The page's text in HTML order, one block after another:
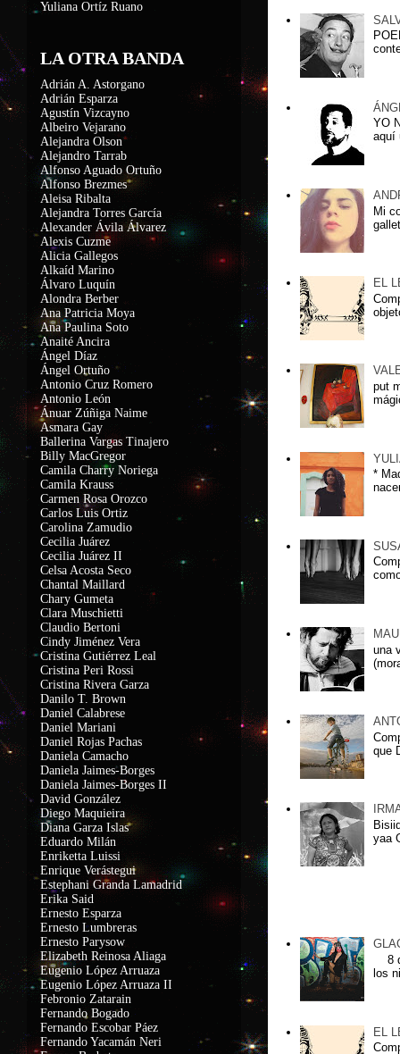
YO
aquí
Mi
EL
put
*
una
que
yaa
8
los
EL
Yuliana Ortíz Ruano
LA OTRA BANDA
Adrián A. Astorgano
Adrián Esparza
Agustín Vizcayno
Albeiro Vejarano
Alejandra Olson
Alejandro Tarrab
Alfonso Aguado Ortuño
Alfonso Brezmes
Aleisa Ribalta
Alejandra Torres García
Alexander Ávila Álvarez
Alexis Cuzme
Alicia Gallegos
Alkaíd Marino
Álvaro Luquín
Alondra Berber
Ana Patricia Moya
Ana Paulina Soto
Anaité Ancira
Ángel Díaz
Ángel Ortuño
Antonio Cruz Romero
Antonio León
Ánuar Zúñiga Naime
Asmara Gay
Ballerina Vargas Tinajero
Billy MacGregor
Camila Charry Noriega
Camila Krauss
Carmen Rosa Orozco
Carlos Luis Ortiz
Carolina Zamudio
Cecilia Juárez
Cecilia Juárez II
Celsa Acosta Seco
Chantal Maillard
Chary Gumeta
Clara Muschietti
Claudio Bertoni
Cindy Jiménez Vera
Cristina Gutiérrez Leal
Cristina Peri Rossi
Cristina Rivera Garza
Danilo T. Brown
Daniel Calabrese
Daniel Mariani
Daniel Rojas Pachas
Daniela Camacho
Daniela Jaimes-Borges
Daniela Jaimes-Borges II
David González
Diego Maquieira
Diana Garza Islas
Eduardo Milán
Enriketta Luissi
Enrique Verástegui
Estephani Granda Lamadrid
Erika Said
Ernesto Esparza
Ernesto Lumbreras
Ernesto Parysow
Elizabeth Reinosa Aliaga
Eugenio López Arruaza
Eugenio López Arruaza II
Febronio Zatarain
Fernando Bogado
Fernando Escobar Páez
Fernando Yacamán Neri